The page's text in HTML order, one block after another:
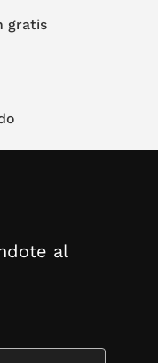
gratis
al